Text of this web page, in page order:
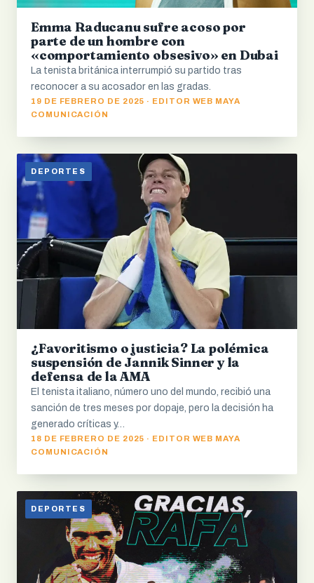
Emma Raducanu sufre acoso por
parte de un hombre con
«comportamiento obsesivo» en Dubai
La tenista británica interrumpió su partido tras
reconocer a su acosador en las gradas.
19 DE FEBRERO DE 2025 · EDITOR WEB MAYA
COMUNICACIÓN
DEPORTES
¿Favoritismo o justicia? La polémica
suspensión de Jannik Sinner y la
defensa de la AMA
El tenista italiano, número uno del mundo, recibió una
sanción de tres meses por dopaje, pero la decisión ha
generado críticas y…
18 DE FEBRERO DE 2025 · EDITOR WEB MAYA
COMUNICACIÓN
DEPORTES